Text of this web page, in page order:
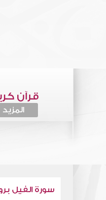
قرآن
المزيد
سورة الفيل